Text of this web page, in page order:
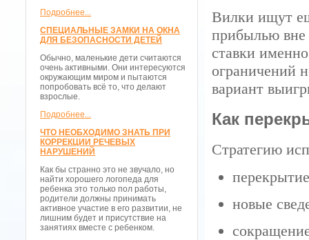
Подробнее...
СПЕЦИАЛЬНЫЕ ЗАМКИ НА ОКНА
ДЛЯ БЕЗОПАСНОСТИ ДЕТЕЙ
Обычно, маленькие дети считаются
очень активными. Они интересуются
окружающим миром и пытаются
попробовать всё то, что делают
взрослые.
Подробнее...
ЧТО НЕОБХОДИМО ЗНАТЬ ПРИ
КОРРЕКЦИИ РЕЧЕВЫХ
НАРУШЕНИЙ
Как бы странно это не звучало, но
найти хорошего логопеда для
ребенка это только пол работы,
родители должны принимать
активное участие в его развитии, не
лишним будет и присутствие на
занятиях вместе с ребенком.
Вилки ищут
прибылью вне
ставки
ограничений
вариант
Как
Стратегию
новые